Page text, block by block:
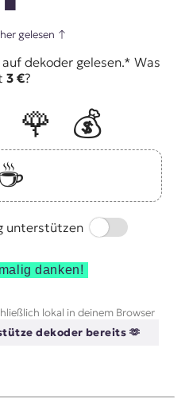
gelesen ↑
auf dekoder gelesen.* Was
3 €?
🌹
💰
☕️
unterstützen
Switch
danken!
lokal in deinem Browser
dekoder bereits 🫶